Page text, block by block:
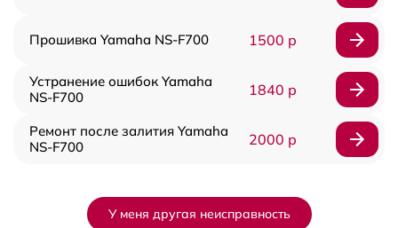
Прошивка Yamaha NS-F700 1500 р
Устранение ошибок Yamaha
NS-F700
1840 р
Ремонт после залития Yamaha
NS-F700
2000 р
У меня другая неисправность